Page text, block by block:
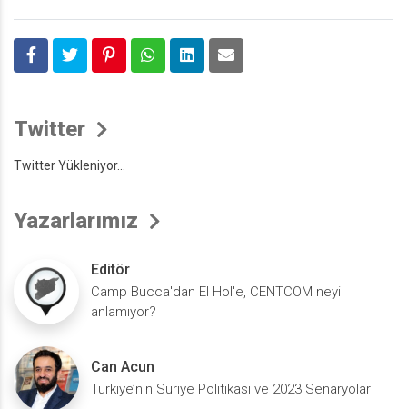
Twitter
Twitter Yükleniyor...
Yazarlarımız
Editör
Camp Bucca'dan El Hol'e, CENTCOM neyi
anlamıyor?
Can Acun
Türkiye’nin Suriye Politikası ve 2023 Senaryoları